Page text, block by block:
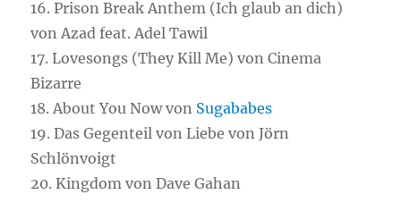
16. Prison Break Anthem (Ich glaub an dich)
von Azad feat. Adel Tawil
17. Lovesongs (They Kill Me) von Cinema
Bizarre
18. About You Now von Sugababes
19. Das Gegenteil von Liebe von Jörn
Schlönvoigt
20. Kingdom von Dave Gahan